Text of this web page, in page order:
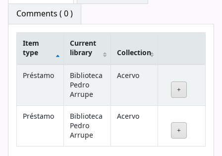
Comments ( 0 )
Holdings
Item
type
Current
library
Collection
Préstamo
Biblioteca
Pedro
Arrupe
Acervo
Préstamo
Biblioteca
Pedro
Arrupe
Acervo